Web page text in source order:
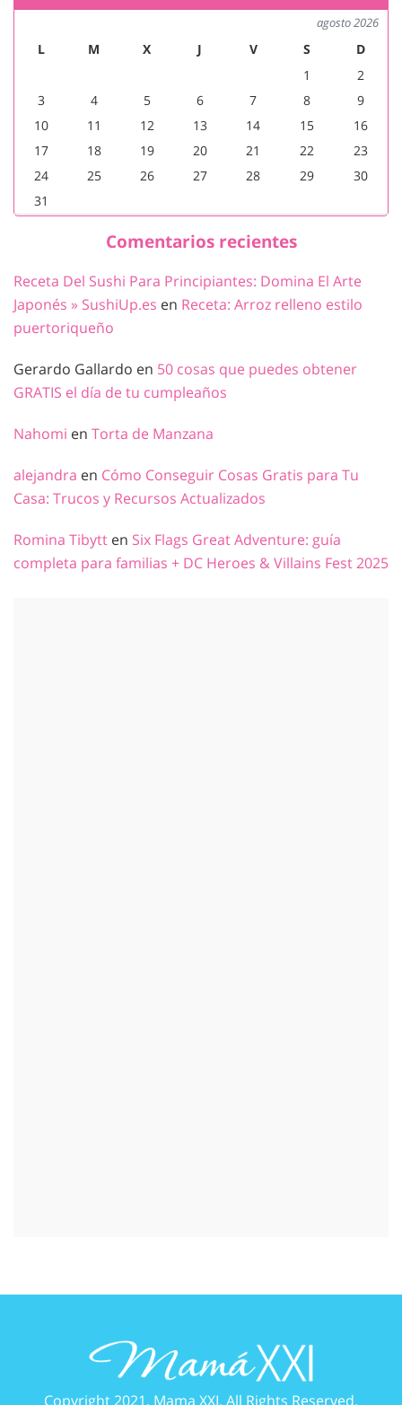
agosto 2026
L M X J V S
D
1
2
3
4 5 6 7 8
9
10
11 12 13 14 15
16
17
18 19 20 21 22
23
24
25 26 27 28 29
30
31
Comentarios recientes
Receta Del Sushi Para Principiantes: Domina El Arte
Japonés » SushiUp.es en Receta: Arroz relleno estilo
puertoriqueño
Gerardo Gallardo en 50 cosas que puedes obtener
GRATIS el día de tu cumpleaños
Nahomi en Torta de Manzana
alejandra en Cómo Conseguir Cosas Gratis para Tu
Casa: Trucos y Recursos Actualizados
Romina Tibytt en Six Flags Great Adventure: guía
completa para familias + DC Heroes & Villains Fest 2025
Copyright 2021, Mama XXI. All Rights Reserved.